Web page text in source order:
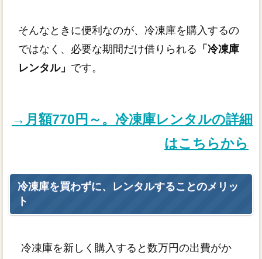
そんなときに便利なのが、冷凍庫を購入するの
ではなく、必要な期間だけ借りられる 「冷凍庫
レンタル」 です。
→月額770円～。冷凍庫レンタルの詳細
はこちらから
冷凍庫を買わずに、レンタルすることのメリッ
ト
冷凍庫を新しく購入すると数万円の出費がか